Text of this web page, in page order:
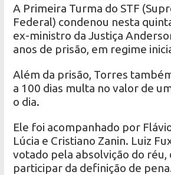
A Primeira Turma do STF
Federal) condenou nesta
ex-ministro da Justiça
anos de prisão, em regime
Além da prisão, Torres
a 100 dias multa no valor de
o dia.
Ele foi acompanhado por
Lúcia e Cristiano Zanin. Luiz
votado pela absolvição do réu,
participar da definição de